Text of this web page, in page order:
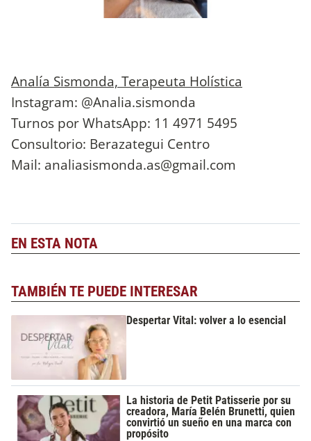
Analía Sismonda, Terapeuta Holística
Instagram: @Analia.sismonda
Turnos por WhatsApp: 11 4971 5495
Consultorio: Berazategui Centro
Mail: analiasismonda.as@gmail.com
EN ESTA NOTA
TAMBIÉN TE PUEDE INTERESAR
Despertar Vital: volver a lo esencial
La historia de Petit Patisserie por su
creadora, María Belén Brunetti, quien
convirtió un sueño en una marca con
propósito